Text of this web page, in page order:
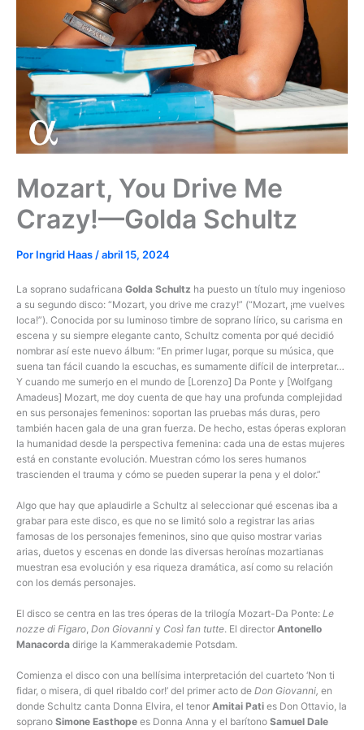
Mozart, You Drive Me
Crazy!—Golda Schultz
Por Ingrid Haas /abril 15, 2024
La soprano sudafricana Golda Schultz ha puesto un título muy ingenioso
a su segundo disco: “Mozart, you drive me crazy!” (“Mozart, ¡me vuelves
loca!”). Conocida por su luminoso timbre de soprano lírico, su carisma en
escena y su siempre elegante canto, Schultz comenta por qué decidió
nombrar así este nuevo álbum: “En primer lugar, porque su música, que
suena tan fácil cuando la escuchas, es sumamente difícil de interpretar…
Y cuando me sumerjo en el mundo de [Lorenzo] Da Ponte y [Wolfgang
Amadeus] Mozart, me doy cuenta de que hay una profunda complejidad
en sus personajes femeninos: soportan las pruebas más duras, pero
también hacen gala de una gran fuerza. De hecho, estas óperas exploran
la humanidad desde la perspectiva femenina: cada una de estas mujeres
está en constante evolución. Muestran cómo los seres humanos
trascienden el trauma y cómo se pueden superar la pena y el dolor.”
Algo que hay que aplaudirle a Schultz al seleccionar qué escenas iba a
grabar para este disco, es que no se limitó solo a registrar las arias
famosas de los personajes femeninos, sino que quiso mostrar varias
arias, duetos y escenas en donde las diversas heroínas mozartianas
muestran esa evolución y esa riqueza dramática, así como su relación
con los demás personajes.
El disco se centra en las tres óperas de la trilogía Mozart-Da Ponte: Le
nozze di Figaro Don Giovanni y Così fan tutte. El director Antonello
Manacorda dirige la Kammerakademie Potsdam.
Comienza el disco con una bellísima interpretación del cuarteto ‘Non ti
fidar, o misera, di quel ribaldo cor!’ del primer acto de Don Giovanni, en
donde Schultz canta Donna Elvira, el tenor Amitai Pati es Don Ottavio, la
soprano Simone Easthope es Donna Anna y el barítono Samuel Dale